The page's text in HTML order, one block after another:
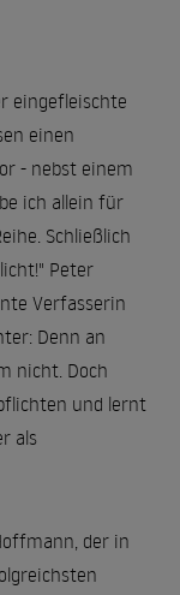
eingefleischte
einen
- nebst einem
ich allein für
Schließlich
Peter
Verfasserin
Denn an
nicht. Doch
und lernt
als
der in